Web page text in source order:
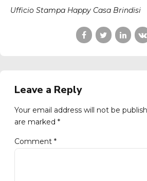
Ufficio Stampa Happy Casa Brindisi
Leave a Reply
Your email address will not be
are marked *
Comment *